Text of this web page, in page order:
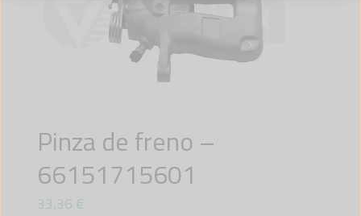
Pinza de freno –
66151715601
33,36 €